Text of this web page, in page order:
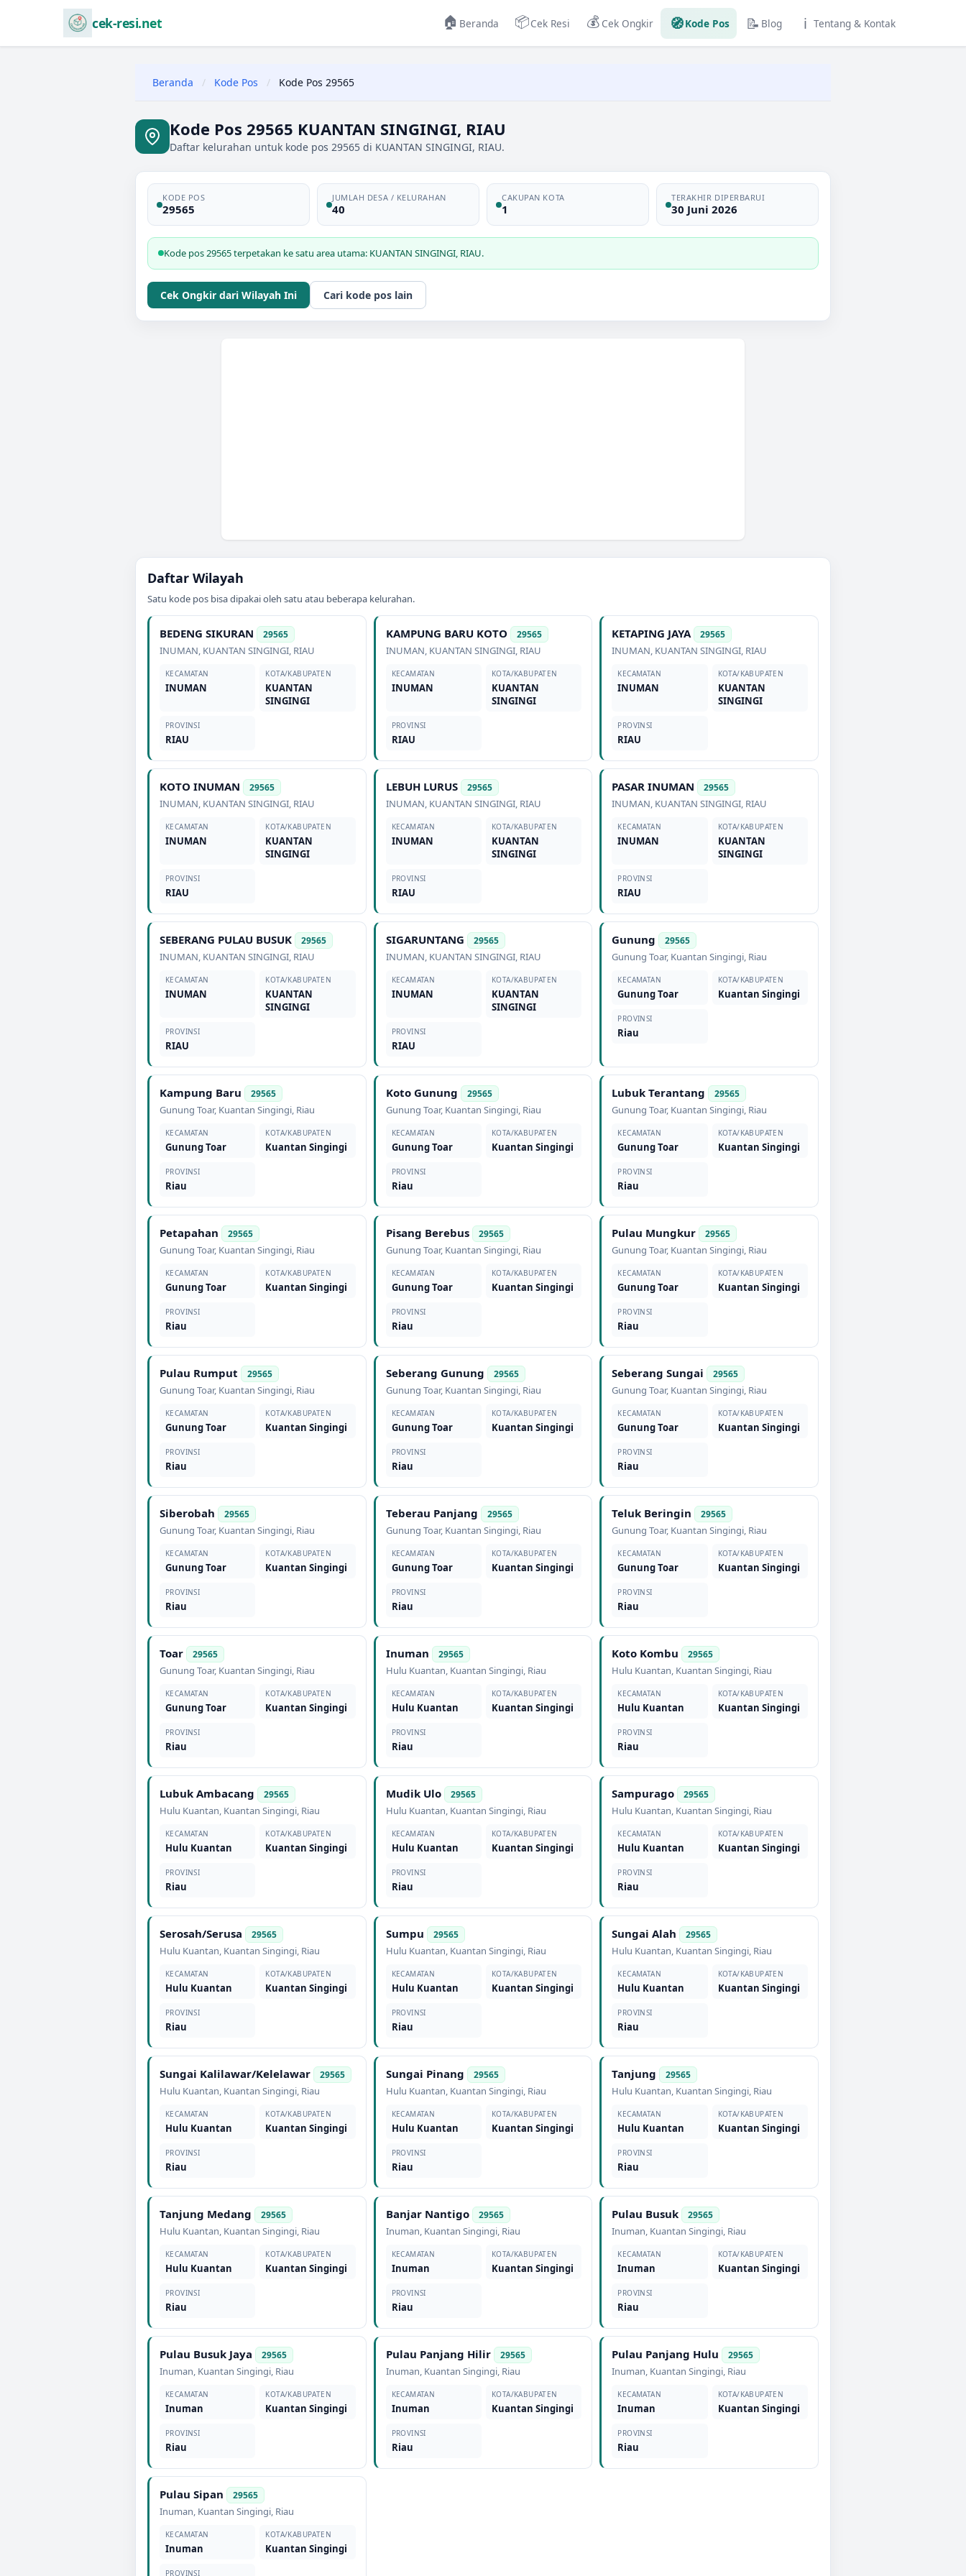
cek-resi.net 🏠 Beranda 📦Cek Resi 💰 Cek Ongkir 🧭Kode Pos 📝 Blog ℹ️ Tentang & Kontak
Beranda / Kode Pos / Kode Pos 29565
Kode Pos 29565 KUANTAN SINGINGI, RIAU
Daftar kelurahan untuk kode pos 29565 di KUANTAN SINGINGI, RIAU.
KODE POS
29565
JUMLAH DESA / KELURAHAN
40
CAKUPAN KOTA
1
TERAKHIR DIPERBARUI
30 Juni 2026
Kode pos 29565 terpetakan ke satu area utama: KUANTAN SINGINGI, RIAU.
Cek Ongkir dari Wilayah Ini Cari kode pos lain
Daftar Wilayah
Satu kode pos bisa dipakai oleh satu atau beberapa kelurahan.
BEDENG SIKURAN 29565
INUMAN, KUANTAN SINGINGI, RIAU
KECAMATAN
INUMAN
KOTA/KABUPATEN
KUANTAN
SINGINGI
PROVINSI
RIAU
KAMPUNG BARU KOTO 29565
INUMAN, KUANTAN SINGINGI, RIAU
KECAMATAN
INUMAN
KOTA/KABUPATEN
KUANTAN
SINGINGI
PROVINSI
RIAU
KETAPING JAYA 29565
INUMAN, KUANTAN SINGINGI, RIAU
KECAMATAN
INUMAN
KOTA/KABUPATEN
KUANTAN
SINGINGI
PROVINSI
RIAU
KOTO INUMAN 29565
INUMAN, KUANTAN SINGINGI, RIAU
KECAMATAN
INUMAN
KOTA/KABUPATEN
KUANTAN
SINGINGI
PROVINSI
RIAU
LEBUH LURUS 29565
INUMAN, KUANTAN SINGINGI, RIAU
KECAMATAN
INUMAN
KOTA/KABUPATEN
KUANTAN
SINGINGI
PROVINSI
RIAU
PASAR INUMAN 29565
INUMAN, KUANTAN SINGINGI, RIAU
KECAMATAN
INUMAN
KOTA/KABUPATEN
KUANTAN
SINGINGI
PROVINSI
RIAU
SEBERANG PULAU BUSUK 29565
INUMAN, KUANTAN SINGINGI, RIAU
KECAMATAN
INUMAN
KOTA/KABUPATEN
KUANTAN
SINGINGI
PROVINSI
RIAU
SIGARUNTANG 29565
INUMAN, KUANTAN SINGINGI, RIAU
KECAMATAN
INUMAN
KOTA/KABUPATEN
KUANTAN
SINGINGI
PROVINSI
RIAU
Gunung 29565
Gunung Toar, Kuantan Singingi, Riau
KECAMATAN
Gunung Toar
KOTA/KABUPATEN
Kuantan Singingi
PROVINSI
Riau
Kampung Baru 29565
Gunung Toar, Kuantan Singingi, Riau
KECAMATAN
Gunung Toar
KOTA/KABUPATEN
Kuantan Singingi
PROVINSI
Riau
Koto Gunung 29565
Gunung Toar, Kuantan Singingi, Riau
KECAMATAN
Gunung Toar
KOTA/KABUPATEN
Kuantan Singingi
PROVINSI
Riau
Lubuk Terantang 29565
Gunung Toar, Kuantan Singingi, Riau
KECAMATAN
Gunung Toar
KOTA/KABUPATEN
Kuantan Singingi
PROVINSI
Riau
Petapahan 29565
Gunung Toar, Kuantan Singingi, Riau
KECAMATAN
Gunung Toar
KOTA/KABUPATEN
Kuantan Singingi
PROVINSI
Riau
Pisang Berebus 29565
Gunung Toar, Kuantan Singingi, Riau
KECAMATAN
Gunung Toar
KOTA/KABUPATEN
Kuantan Singingi
PROVINSI
Riau
Pulau Mungkur 29565
Gunung Toar, Kuantan Singingi, Riau
KECAMATAN
Gunung Toar
KOTA/KABUPATEN
Kuantan Singingi
PROVINSI
Riau
Pulau Rumput 29565
Gunung Toar, Kuantan Singingi, Riau
KECAMATAN
Gunung Toar
KOTA/KABUPATEN
Kuantan Singingi
PROVINSI
Riau
Seberang Gunung 29565
Gunung Toar, Kuantan Singingi, Riau
KECAMATAN
Gunung Toar
KOTA/KABUPATEN
Kuantan Singingi
PROVINSI
Riau
Seberang Sungai 29565
Gunung Toar, Kuantan Singingi, Riau
KECAMATAN
Gunung Toar
KOTA/KABUPATEN
Kuantan Singingi
PROVINSI
Riau
Siberobah 29565
Gunung Toar, Kuantan Singingi, Riau
KECAMATAN
Gunung Toar
KOTA/KABUPATEN
Kuantan Singingi
PROVINSI
Riau
Teberau Panjang 29565
Gunung Toar, Kuantan Singingi, Riau
KECAMATAN
Gunung Toar
KOTA/KABUPATEN
Kuantan Singingi
PROVINSI
Riau
Teluk Beringin 29565
Gunung Toar, Kuantan Singingi, Riau
KECAMATAN
Gunung Toar
KOTA/KABUPATEN
Kuantan Singingi
PROVINSI
Riau
Toar 29565
Gunung Toar, Kuantan Singingi, Riau
KECAMATAN
Gunung Toar
KOTA/KABUPATEN
Kuantan Singingi
PROVINSI
Riau
Inuman 29565
Hulu Kuantan, Kuantan Singingi, Riau
KECAMATAN
Hulu Kuantan
KOTA/KABUPATEN
Kuantan Singingi
PROVINSI
Riau
Koto Kombu 29565
Hulu Kuantan, Kuantan Singingi, Riau
KECAMATAN
Hulu Kuantan
KOTA/KABUPATEN
Kuantan Singingi
PROVINSI
Riau
Lubuk Ambacang 29565
Hulu Kuantan, Kuantan Singingi, Riau
KECAMATAN
Hulu Kuantan
KOTA/KABUPATEN
Kuantan Singingi
PROVINSI
Riau
Mudik Ulo 29565
Hulu Kuantan, Kuantan Singingi, Riau
KECAMATAN
Hulu Kuantan
KOTA/KABUPATEN
Kuantan Singingi
PROVINSI
Riau
Sampurago 29565
Hulu Kuantan, Kuantan Singingi, Riau
KECAMATAN
Hulu Kuantan
KOTA/KABUPATEN
Kuantan Singingi
PROVINSI
Riau
Serosah/Serusa 29565
Hulu Kuantan, Kuantan Singingi, Riau
KECAMATAN
Hulu Kuantan
KOTA/KABUPATEN
Kuantan Singingi
PROVINSI
Riau
Sumpu 29565
Hulu Kuantan, Kuantan Singingi, Riau
KECAMATAN
Hulu Kuantan
KOTA/KABUPATEN
Kuantan Singingi
PROVINSI
Riau
Sungai Alah 29565
Hulu Kuantan, Kuantan Singingi, Riau
KECAMATAN
Hulu Kuantan
KOTA/KABUPATEN
Kuantan Singingi
PROVINSI
Riau
Sungai Kalilawar/Kelelawar 29565
Hulu Kuantan, Kuantan Singingi, Riau
KECAMATAN
Hulu Kuantan
KOTA/KABUPATEN
Kuantan Singingi
PROVINSI
Riau
Sungai Pinang 29565
Hulu Kuantan, Kuantan Singingi, Riau
KECAMATAN
Hulu Kuantan
KOTA/KABUPATEN
Kuantan Singingi
PROVINSI
Riau
Tanjung 29565
Hulu Kuantan, Kuantan Singingi, Riau
KECAMATAN
Hulu Kuantan
KOTA/KABUPATEN
Kuantan Singingi
PROVINSI
Riau
Tanjung Medang 29565
Hulu Kuantan, Kuantan Singingi, Riau
KECAMATAN
Hulu Kuantan
KOTA/KABUPATEN
Kuantan Singingi
PROVINSI
Riau
Banjar Nantigo 29565
Inuman, Kuantan Singingi, Riau
KECAMATAN
Inuman
KOTA/KABUPATEN
Kuantan Singingi
PROVINSI
Riau
Pulau Busuk 29565
Inuman, Kuantan Singingi, Riau
KECAMATAN
Inuman
KOTA/KABUPATEN
Kuantan Singingi
PROVINSI
Riau
Pulau Busuk Jaya 29565
Inuman, Kuantan Singingi, Riau
KECAMATAN
Inuman
KOTA/KABUPATEN
Kuantan Singingi
PROVINSI
Riau
Pulau Panjang Hilir 29565
Inuman, Kuantan Singingi, Riau
KECAMATAN
Inuman
KOTA/KABUPATEN
Kuantan Singingi
PROVINSI
Riau
Pulau Panjang Hulu 29565
Inuman, Kuantan Singingi, Riau
KECAMATAN
Inuman
KOTA/KABUPATEN
Kuantan Singingi
PROVINSI
Riau
Pulau Sipan 29565
Inuman, Kuantan Singingi, Riau
KECAMATAN
Inuman
KOTA/KABUPATEN
Kuantan Singingi
PROVINSI